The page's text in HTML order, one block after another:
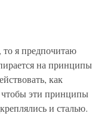
то я предпочитаю
на принципы
как
чтобы эти принципы
и сталью.